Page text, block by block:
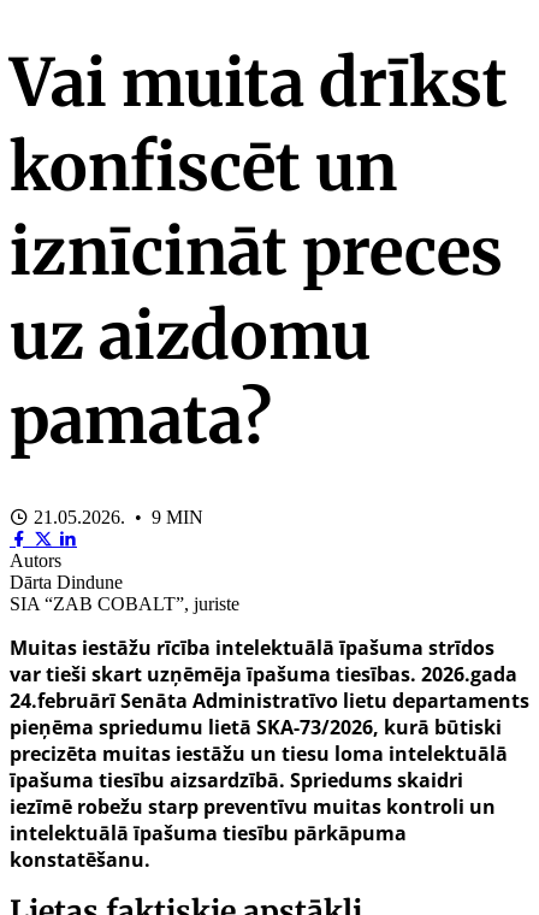
Vai muita drīkst
konfiscēt un
iznīcināt preces
uz aizdomu
pamata?
21.05.2026. • 9 MIN
Autors
Dārta Dindune
SIA “ZAB COBALT”, juriste
Muitas iestāžu rīcība intelektuālā īpašuma strīdos
var tieši skart uzņēmēja īpašuma tiesības. 2026.gada
24.februārī Senāta Administratīvo lietu departaments
pieņēma spriedumu lietā SKA-73/2026, kurā būtiski
precizēta muitas iestāžu un tiesu loma intelektuālā
īpašuma tiesību aizsardzībā. Spriedums skaidri
iezīmē robežu starp preventīvu muitas kontroli un
intelektuālā īpašuma tiesību pārkāpuma
konstatēšanu.